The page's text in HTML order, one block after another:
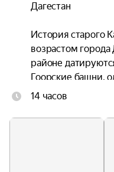
Дагестан
История старого
возрастом города
районе
Гоорские башни,
из семи башен и
14 часов